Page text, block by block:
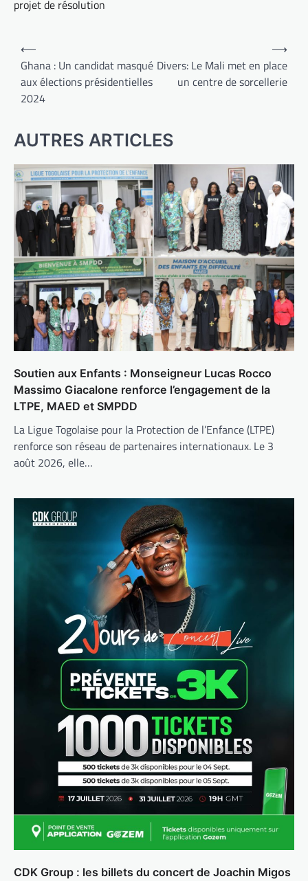
projet de résolution
Navigation
de
l’article
⟵
Ghana : Un candidat masqué
aux élections présidentielles
2024
Divers: Le Mali met en place
un centre de sorcellerie
⟶
AUTRES ARTICLES
Soutien aux Enfants : Monseigneur Lucas Rocco
Massimo Giacalone renforce l’engagement de la
LTPE, MAED et SMPDD
La Ligue Togolaise pour la Protection de l’Enfance (LTPE)
renforce son réseau de partenaires internationaux. Le 3
août 2026, elle…
CDK Group : les billets du concert de Joachin Migos